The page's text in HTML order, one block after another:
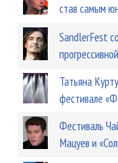
став самым
SandlerFest
Татьяна
фестивале
Фестиваль
Мацуев и